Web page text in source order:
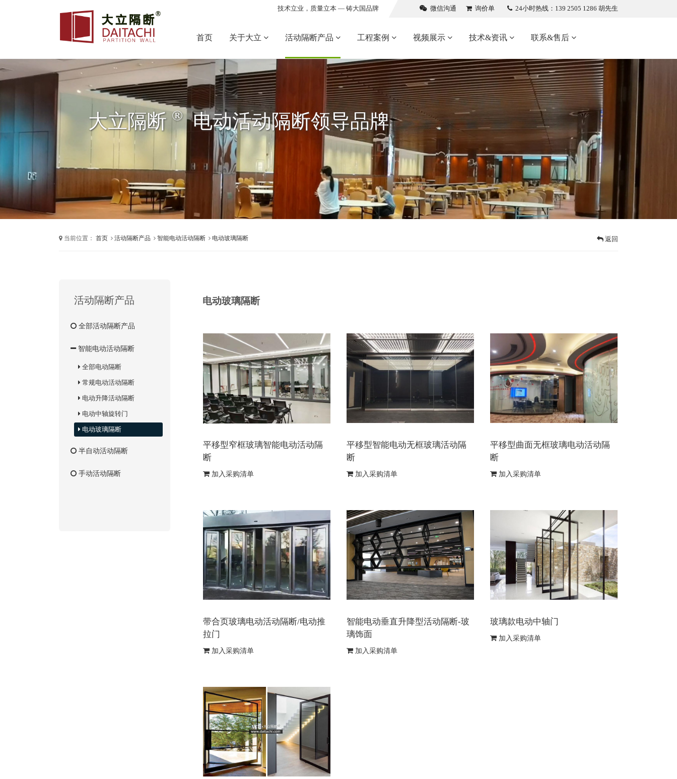
技术立业，质量立本 — 铸大国品牌 微信沟通 询价单 24小时热线：139 2505 1286 胡先生
首页 关于大立 活动隔断产品 工程案例 视频展示 技术&资讯 联系&售后
大立隔断 ® 电动活动隔断领导品牌
当前位置： 首页 活动隔断产品 智能电动活动隔断 电动玻璃隔断 返回
电动玻璃隔断
平移型窄框玻璃智能电动活动隔
断
加入采购清单
平移型智能电动无框玻璃活动隔
断
加入采购清单
平移型曲面无框玻璃电动活动隔
断
加入采购清单
带合页玻璃电动活动隔断/电动推
拉门
加入采购清单
智能电动垂直升降型活动隔断-玻
璃饰面
加入采购清单
玻璃款电动中轴门
加入采购清单
活动隔断产品
全部活动隔断产品
智能电动活动隔断
全部电动隔断
常规电动活动隔断
电动升降活动隔断
电动中轴旋转门
电动玻璃隔断
半自动活动隔断
手动活动隔断